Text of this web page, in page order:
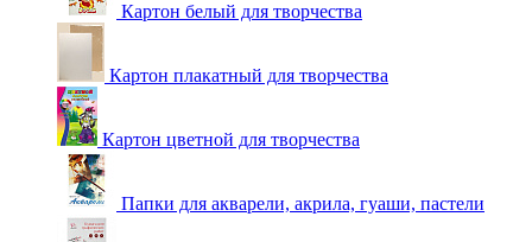
Картон белый для творчества
Картон плакатный для творчества
Картон цветной для творчества
Папки для акварели, акрила, гуаши, пастели